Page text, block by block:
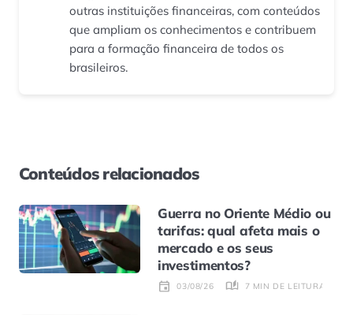
outras instituições financeiras, com conteúdos
que ampliam os conhecimentos e contribuem
para a formação financeira de todos os
brasileiros.
Conteúdos relacionados
Guerra no Oriente Médio ou
tarifas: qual afeta mais o
mercado e os seus
investimentos?
03/08/26 7 MIN DE LEITURA